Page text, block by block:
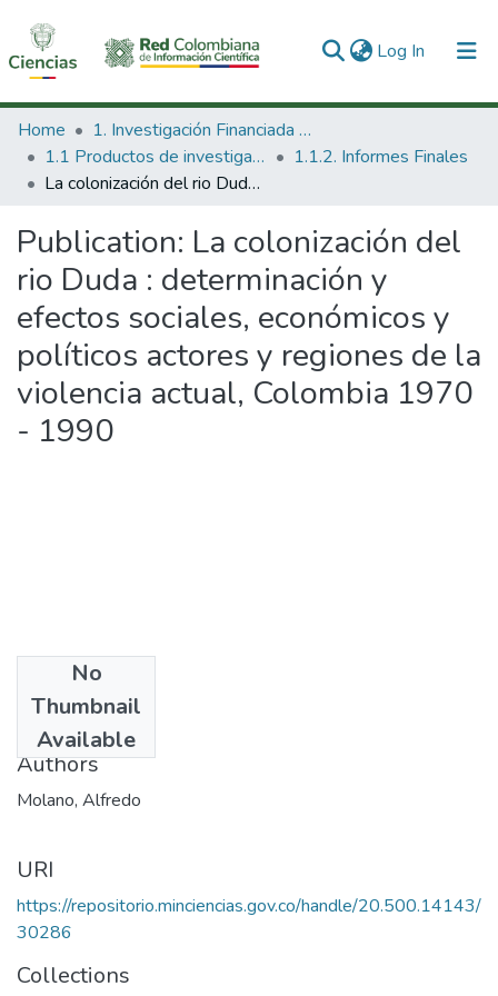
Log In (current)
Communities & Collections
All of DSpace
Home
1. Investigación Financiada con Recursos Públicos
1.1 Productos de investigación
1.1.2. Informes Finales
La colonización del rio Duda : determinación y efectos sociales, económicos y políticos actores y regiones de la violencia actual, Colombia 1970 - 1990
Publication: La colonización del
rio Duda : determinación y
efectos sociales, económicos y
políticos actores y regiones de la
violencia actual, Colombia 1970
- 1990
No
Thumbnail
Available
1993
Authors
Molano, Alfredo
URI
https://repositorio.minciencias.gov.co/handle/20.500.14143/
30286
Collections